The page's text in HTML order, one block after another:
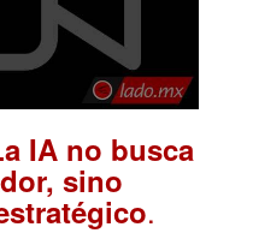
IA no busca
sino
.